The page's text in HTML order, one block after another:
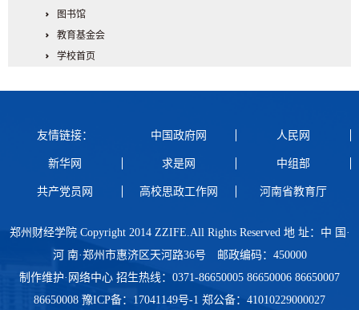
图书馆
教育基金会
学校首页
友情链接： 中国政府网 人民网
新华网 求是网 中组部
共产党员网 高校思政工作网 河南省教育厅
郑州财经学院 Copyright 2014 ZZIFE.All Rights Reserved 地 址：中 国·
河 南·郑州市惠济区天河路36号 邮政编码：450000
制作维护·网络中心 招生热线：0371-86650005 86650006 86650007
86650008 豫ICP备：17041149号-1 郑公备：41010229000027